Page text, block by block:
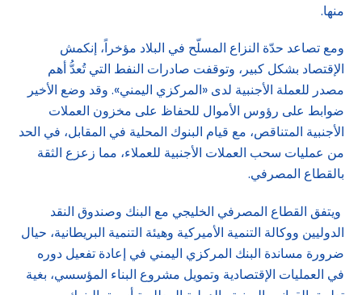
منها.
ومع تصاعد حدّة النزاع المسلّح في البلاد مؤخراً، إنكمش
الإقتصاد بشكل كبير، وتوقفت صادرات النفط التي تُعدُّ أهم
مصدر للعملة الأجنبية لدى «المركزي اليمني». وقد وضع الأخير
ضوابط على رؤوس الأموال للحفاظ على مخزون العملات
الأجنبية المتناقص، مع قيام البنوك المحلية في المقابل، في الحد
من عمليات سحب العملات الأجنبية للعملاء، مما زعزع الثقة
بالقطاع المصرفي.
ويتفق القطاع المصرفي الخليجي مع البنك وصندوق النقد
الدوليين ووكالة التنمية الأميركية وهيئة التنمية البريطانية، حيال
ضرورة مساندة البنك المركزي اليمني في إعادة تفعيل دوره
في العمليات الإقتصادية وتمويل مشروع البناء المؤسسي، بغية